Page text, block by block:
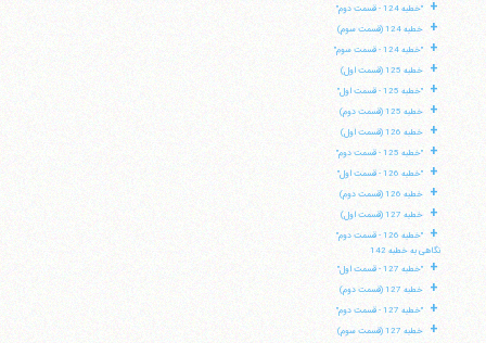
+ "خطبه 124 - قسمت دوم"
+ خطبه 124 (قسمت سوم)
+ "خطبه 124 - قسمت سوم"
+ خطبه 125 (قسمت اول)
+ "خطبه 125 - قسمت اول"
+ خطبه 125 (قسمت دوم)
+ خطبه 126 (قسمت اول)
+ "خطبه 125 - قسمت دوم"
+ "خطبه 126 - قسمت اول"
+ خطبه 126 (قسمت دوم)
+ خطبه 127 (قسمت اول)
+
"خطبه 126 - قسمت دوم"
نگاهی به خطبه 142
+ "خطبه 127 - قسمت اول"
+ خطبه 127 (قسمت دوم)
+ "خطبه 127 - قسمت دوم"
+ خطبه 127 (قسمت سوم)